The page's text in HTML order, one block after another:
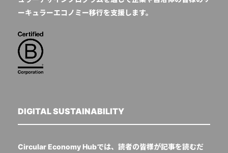
ーキュラーエコノミー移行を支援します。
DIGITAL SUSTAINABILITY
Circular Economy Hubでは、読者の皆様が記事を読むだ